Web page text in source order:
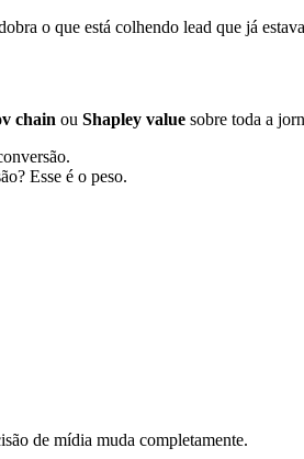
o que está colhendo lead que já
chain ou Shapley value sobre toda a
Esse é o peso.
de mídia muda completamente.